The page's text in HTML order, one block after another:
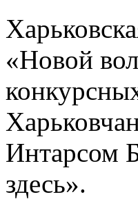
«Новой
Интарсом
здесь».